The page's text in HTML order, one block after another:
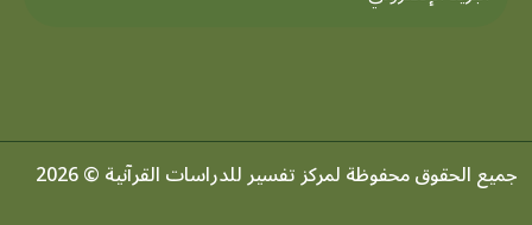
جميع الحقوق محفوظة لمركز تفسير للدراسات القرآنية © 2026